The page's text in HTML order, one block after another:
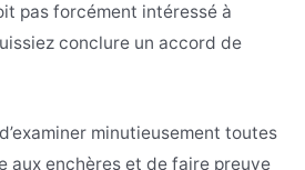
pas forcément intéressé à
conclure un accord de
minutieusement toutes
aux enchères et de faire preuve